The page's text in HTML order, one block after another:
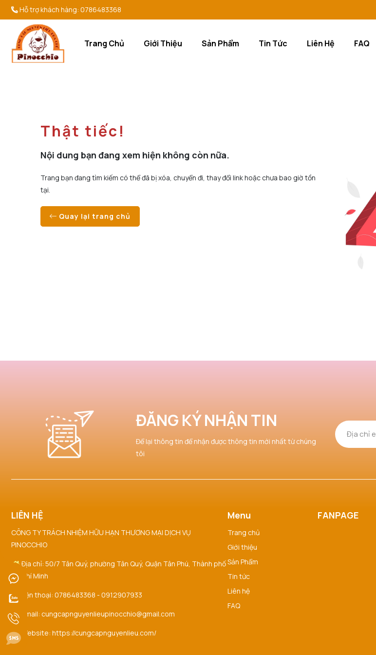
Hỗ trợ khách hàng: 0786483368
Trang Chủ Giới Thiệu Sản Phẩm Tin Tức Liên Hệ FAQ
Thật tiếc!
Nội dung bạn đang xem hiện không còn nữa.
Trang bạn đang tìm kiếm có thể đã bị xóa, chuyển đi, thay đổi link hoặc chưa bao giờ tồn
tại.
Quay lại trang chủ
ĐĂNG KÝ NHẬN TIN
Để lại thông tin để nhận được thông tin mới nhất từ chúng
tôi
LIÊN HỆ
CÔNG TY TRÁCH NHIỆM HỮU HẠN THƯƠNG MẠI DỊCH VỤ
PINOCCHIO
Địa chỉ: 50/7 Tân Quý, phường Tân Quý, Quận Tân Phú, Thành phố
Hồ Chí Minh
Điện thoại: 0786483368 - 0912907933
Email: cungcapnguyenlieupinocchio@gmail.com
Website: https://cungcapnguyenlieu.com/
Menu
Trang chủ
Giới thiệu
Sản Phẩm
Tin tức
Liên hệ
FAQ
FANPAGE